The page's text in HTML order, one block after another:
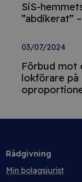
SiS-
”abdikerat”
03/07/2024
Förbud mot
lokförare på
Rådgivning
Min bolagsjurist